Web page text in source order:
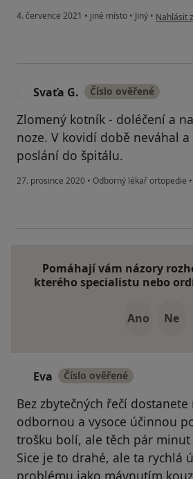
4. července 2021 • jiné místo • Jiný • podle
Nahlásit
Svaťa G. Číslo ověřené
Zlomený kotník - doléčení a
noze. V kovidí době neváhal
poslání do špitálu.
27. prosince 2020 • Odborný lékař ortopedie •
Pomáhají vám názory
kterého specialistu nebo
Ano Ne
Eva Číslo ověřené
Bez zbytečných řečí
odbornou a vysoce účinnou
trošku bolí, ale těch pár minut
Sice je to drahé, ale ta rychlá
problému jako mávnutím